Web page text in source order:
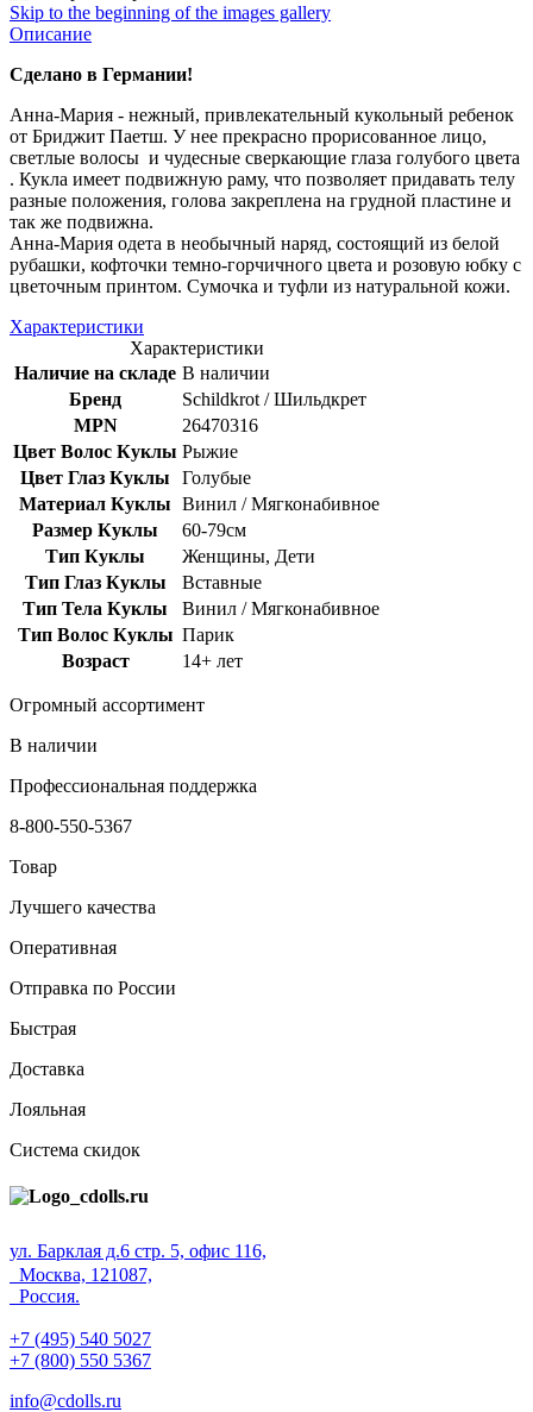
Skip to the beginning of the images gallery
Описание
Сделано в Германии!
Анна-Мария - нежный, привлекательный кукольный ребенок
от Бриджит Паетш. У нее прекрасно прорисованное лицо,
светлые волосы и чудесные сверкающие глаза голубого цвета
. Кукла имеет подвижную раму, что позволяет придавать телу
разные положения, голова закреплена на грудной пластине и
так же подвижна.
Анна-Мария одета в необычный наряд, состоящий из белой
рубашки, кофточки темно-горчичного цвета и розовую юбку с
цветочным принтом. Сумочка и туфли из натуральной кожи.
Характеристики
Характеристики
Наличие на складе В наличии
Бренд
Schildkrot / Шильдкрет
MPN
26470316
Цвет Волос Куклы Рыжие
Цвет Глаз Куклы
Голубые
Материал Куклы Винил / Мягконабивное
Размер Куклы
60-79см
Тип Куклы
Женщины, Дети
Тип Глаз Куклы
Вставные
Тип Тела Куклы
Винил / Мягконабивное
Тип Волос Куклы Парик
Возраст
14+ лет
Огромный ассортимент
В наличии
Профессиональная поддержка
8-800-550-5367
Товар
Лучшего качества
Оперативная
Отправка по России
Быстрая
Доставка
Лояльная
Система скидок
ул. Барклая д.6 стр. 5, офис 116,
Москва, 121087,
Россия.
+7 (495) 540 5027
+7 (800) 550 5367
info@cdolls.ru